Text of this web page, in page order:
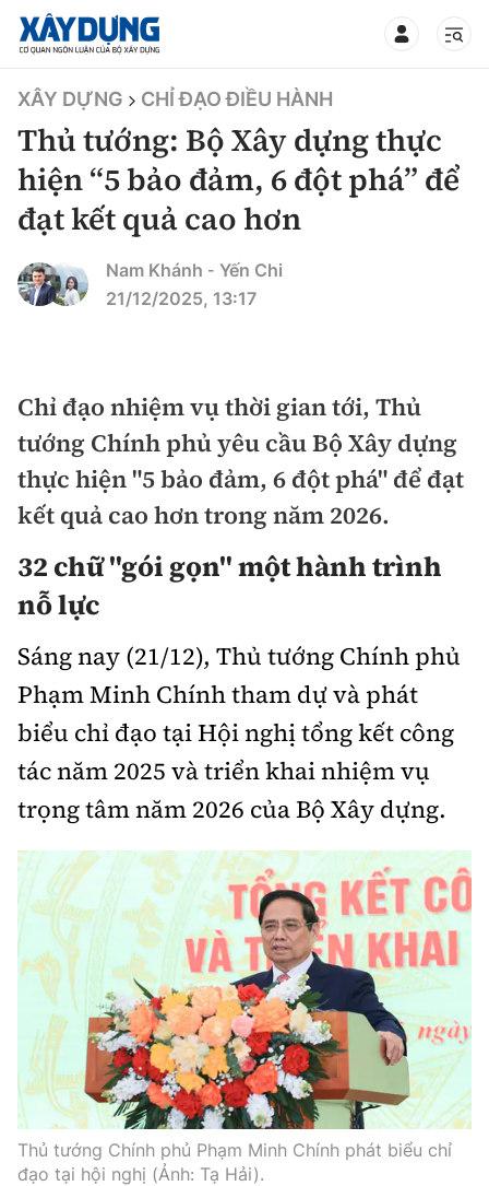
TIN BỘ XÂY DỰNG
CHUYÊN MỤC
Mới nhất
Chính trị
Xã hội
Chuyện dọc đường
Cải chính
Xây dựng
Chỉ đạo điều hành
Quy hoạch kiến trúc
Vật liệu xây dựng
Giám định chất lượng
Quản lý đô thị
Giao thông
Quản lý
Đường bộ
Đường sắt
Đăng kiểm
Đường sắt tốc độ cao
Đường thủy
Hàng hải
Đường sắt đô thị
Nhà thầu
Mời thầu - Đấu thầu
Thi viết về GTVT
Thị trường
Tài chính
Chứng khoán
Bảo hiểm
Doanh nghiệp
Pháp luật
Thanh tra
An ninh hình sự
Điều tra
Pháp đình
Hỏi - Đáp
An toàn giao thông
Giao thông 24h
ATGT địa phương
Văn hóa giao thông
Lái xe an toàn
Chung tay vì ATGT
Gương sáng giao thông
Chất lượng sống
Giáo dục
Đời sống
Lao động - Công đoàn
Văn hóa - Giải Trí
Văn hóa
Showbiz
Điện ảnh
Âm nhạc
Thể thao
Bóng đá
Bình luận
Hậu trường sao
360 độ thể thao
Công nghệ
Công nghệ mới
Sản phẩm mới
Tư vấn
Thế giới
Thời sự Quốc tế
Hồ sơ tài liệu
Thế giới giao thông
Đi ++
Du lịch
Khám phá
Video
Thời sự
XÂY DỰNG CHỈ ĐẠO ĐIỀU HÀNH
Thủ tướng: Bộ Xây dựng thực
hiện “5 bảo đảm, 6 đột phá” để
đạt kết quả cao hơn
Nam Khánh - Yến Chi
21/12/2025, 13:17
Chỉ đạo nhiệm vụ thời gian tới, Thủ
tướng Chính phủ yêu cầu Bộ Xây dựng
thực hiện "5 bảo đảm, 6 đột phá" để đạt
kết quả cao hơn trong năm 2026.
32 chữ "gói gọn" một hành trình
nỗ lực
Sáng nay (21/12), Thủ tướng Chính phủ
Phạm Minh Chính tham dự và phát
biểu chỉ đạo tại Hội nghị tổng kết công
tác năm 2025 và triển khai nhiệm vụ
trọng tâm năm 2026 của Bộ Xây dựng.
Thủ tướng Chính phủ Phạm Minh Chính phát biểu chỉ
đạo tại hội nghị (Ảnh: Tạ Hải).